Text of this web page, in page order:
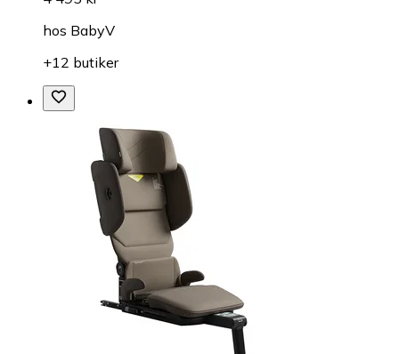
hos BabyV
+12 butiker